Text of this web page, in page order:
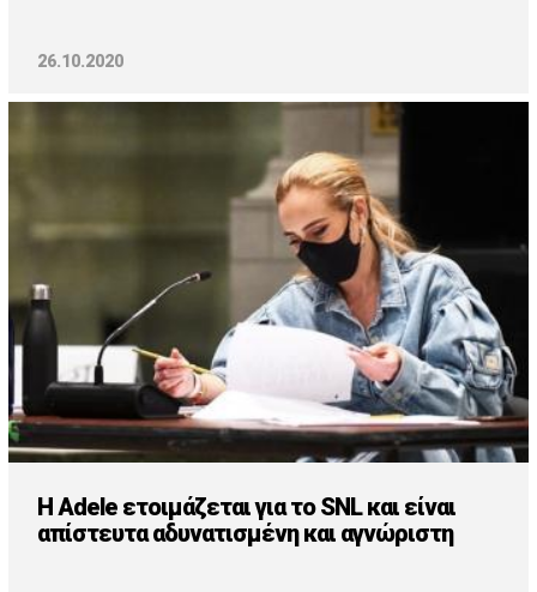
26.10.2020
H Adele ετοιμάζεται για το SNL και είναι
απίστευτα αδυνατισμένη και αγνώριστη